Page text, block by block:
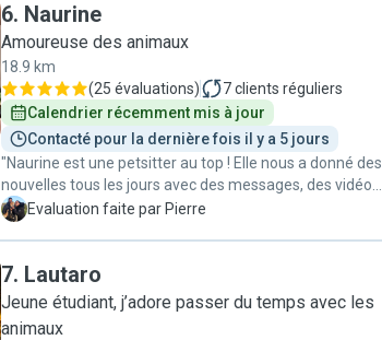
6. Naurine
Amoureuse des animaux
18.9 km
(25 évaluations) 7clients réguliers
Calendrier récemment mis à jour
Contacté pour la dernière fois il y a 5 jours
"Naurine est une petsitter au top ! Elle nous a donné des
nouvelles tous les jours avec des messages, des vidéos
et des photos. Notre chien ne s'est pas ennuyé, il a pu
P Evaluation faite par Pierre
7. Lautaro
Jeune étudiant, j’adore passer du temps avec les
animaux